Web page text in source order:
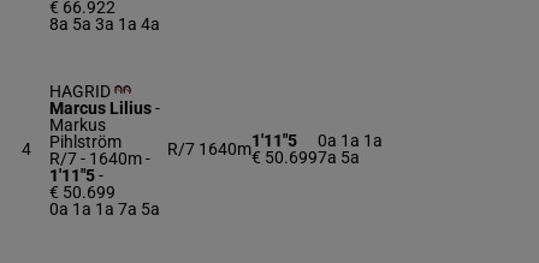
€ 66.922
8a 5a 3a 1a 4a
4
HAGRID
Marcus Lilius-
Markus
Pihlström
R/7 - 1640m-
1'11"5-
€ 50.699
0a 1a 1a 7a 5a
R/7 1640m1'11"5
€ 50.699
0a 1a 1a
7a 5a